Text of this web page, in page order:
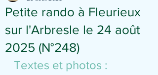
Petite rando à Fleurieux
sur l'Arbresle le 24 août
2025 (N°248)
Textes et photos :